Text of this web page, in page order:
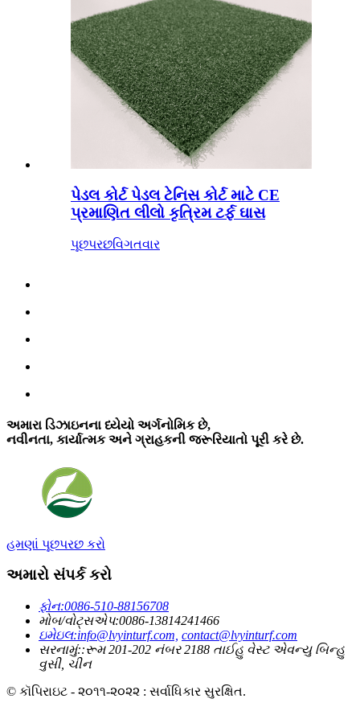
પેડલ કોર્ટ પેડલ ટેનિસ કોર્ટ માટે CE
પ્રમાણિત લીલો કૃત્રિમ ટર્ફ ઘાસ
પૂછપરછવિગતવાર
અમારા ડિઝાઇનના ધ્યેયો અર્ગનોમિક છે,
નવીનતા, કાર્યાત્મક અને ગ્રાહકની જરૂરિયાતો પૂરી કરે છે.
હમણાં પૂછપરછ કરો
અમારો સંપર્ક કરો
ફોન:0086-510-88156708
મોબ/વોટ્સએપ:0086-13814241466
ઇમેઇલ:info@lvyinturf.com, contact@lvyinturf.com
સરનામું::રૂમ 201-202 નંબર 2188 તાઈહુ વેસ્ટ એવન્યુ બિન્હુ
વુસી, ચીન
© કૉપિરાઇટ - ૨૦૧૧-૨૦૨૨ : સર્વાધિકાર સુરક્ષિત.